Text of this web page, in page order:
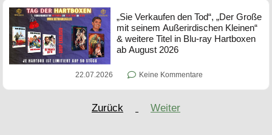
„Sie Verkaufen den Tod“, „Der Große
mit seinem Außerirdischen Kleinen“
& weitere Titel in Blu-ray Hartboxen
ab August 2026
22.07.2026 Keine Kommentare
Zurück Weiter